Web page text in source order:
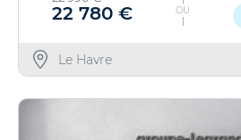
22 780 € OU
Le Havre